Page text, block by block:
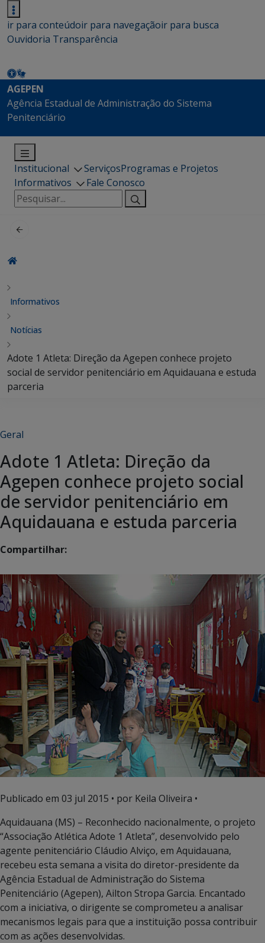
ir para conteúdoir para navegaçãoir para busca
Ouvidoria Transparência
AGEPEN
Agência Estadual de Administração do Sistema
Penitenciário
Institucional ServiçosProgramas e Projetos
Informativos
Fale Conosco
Pesquisar
por:
Informativos
Notícias
Adote 1 Atleta: Direção da Agepen conhece projeto
social de servidor penitenciário em Aquidauana e estuda
parceria
Geral
Adote 1 Atleta: Direção da
Agepen conhece projeto social
de servidor penitenciário em
Aquidauana e estuda parceria
Compartilhar:
Publicado em 03 jul 2015 • por Keila Oliveira •
Aquidauana (MS) – Reconhecido nacionalmente, o projeto
“Associação Atlética Adote 1 Atleta”, desenvolvido pelo
agente penitenciário Cláudio Alviço, em Aquidauana,
recebeu esta semana a visita do diretor-presidente da
Agência Estadual de Administração do Sistema
Penitenciário (Agepen), Ailton Stropa Garcia. Encantado
com a iniciativa, o dirigente se comprometeu a analisar
mecanismos legais para que a instituição possa contribuir
com as ações desenvolvidas.